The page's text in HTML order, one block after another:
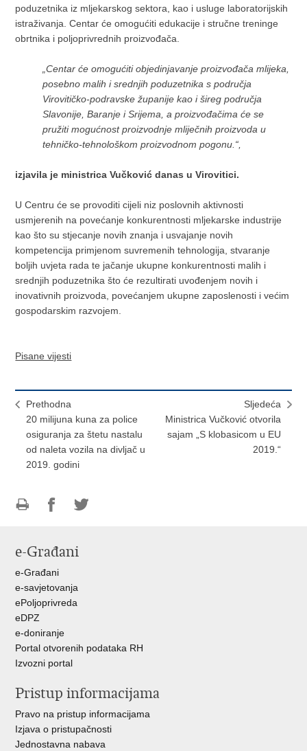
poduzetnika iz mljekarskog sektora, kao i usluge laboratorijskih
istraživanja. Centar će omogućiti edukacije i stručne treninge
obrtnika i poljoprivrednih proizvođača.
„Centar će omogućiti objedinjavanje proizvođača mlijeka,
posebno malih i srednjih poduzetnika s područja
Virovitičko-podravske županije kao i šireg područja
Slavonije, Baranje i Srijema, a proizvođačima će se
pružiti mogućnost proizvodnje mliječnih proizvoda u
tehničko-tehnološkom proizvodnom pogonu.“,
izjavila je ministrica Vučković danas u Virovitici.
U Centru će se provoditi cijeli niz poslovnih aktivnosti
usmjerenih na povećanje konkurentnosti mljekarske industrije
kao što su stjecanje novih znanja i usvajanje novih
kompetencija primjenom suvremenih tehnologija, stvaranje
boljih uvjeta rada te jačanje ukupne konkurentnosti malih i
srednjih poduzetnika što će rezultirati uvođenjem novih i
inovativnih proizvoda, povećanjem ukupne zaposlenosti i većim
gospodarskim razvojem.
Pisane vijesti
Prethodna
20 milijuna kuna za police
osiguranja za štetu nastalu
od naleta vozila na divljač u
2019. godini
Sljedeća
Ministrica Vučković otvorila
sajam „S klobasicom u EU
2019.“
FacebookuTwitteru
e-Građani
e-Građani
e-savjetovanja
ePoljoprivreda
eDPZ
e-doniranje
Portal otvorenih podataka RH
Izvozni portal
Pristup informacijama
Pravo na pristup informacijama
Izjava o pristupačnosti
Jednostavna nabava